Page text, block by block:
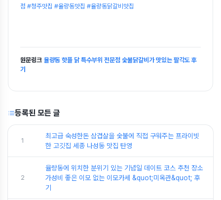
점 #청주맛집 #율량동맛집 #율량동닭갈비맛집
원문링크 율량동 핫플 닭 특수부위 전문점 숯불닭갈비가 맛있는 팔각도 후
기
등록된 모든 글
1
최고급 숙성한돈 삼겹살을 숯불에 직접 구워주는 프라이빗
한 고깃집 세종 나성동 맛집 탄영
2
율량동에 위치한 분위기 있는 기념일 데이트 코스 추천 장소
가성비 좋은 이모 없는 이모카세 &quot;미옥관&quot; 후
기